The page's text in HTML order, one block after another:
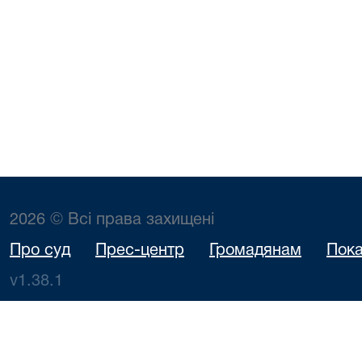
2026 © Всі права захищені
Про суд Прес-центр Громадянам
v1.38.1